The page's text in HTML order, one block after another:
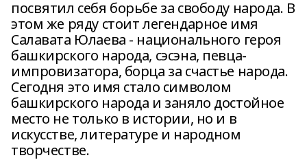
посвятил себя борьбе за свободу народа. В
этом же ряду стоит легендарное имя
Салавата Юлаева - национального героя
башкирского народа, сэсэна, певца-
импровизатора, борца за счастье народа.
Сегодня это имя стало символом
башкирского народа и заняло достойное
место не только в истории, но и в
искусстве, литературе и народном
творчестве.